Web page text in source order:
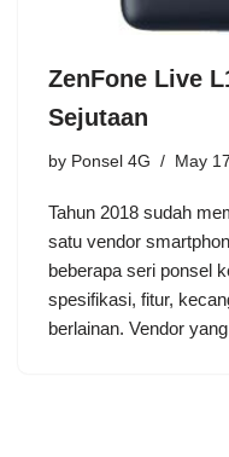
ZenFone Live
Sejutaan
by Ponsel 4G May
Tahun 2018 sudah
satu vendor
beberapa seri ponsel
spesifikasi, fitur,
berlainan. Vendor